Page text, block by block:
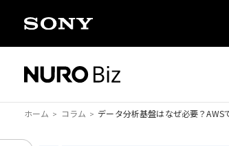
ホーム コラム データ分析基盤はなぜ必要？AWS